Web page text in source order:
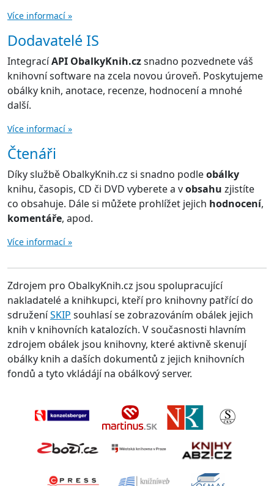
Více informací »
Dodavatelé IS
IntegracíAPI ObalkyKnih.czsnadno pozvednete váš
knihovní software na zcela novou úroveň. Poskytujeme
obálky knih, anotace, recenze, hodnocení a mnohé
další.
Více informací »
Čtenáři
Díky službě ObalkyKnih.cz si snadno podleobálky
knihu, časopis, CD či DVD vyberete a vobsahu zjistíte
co obsahuje. Dále si můžete prohlížet jejich hodnocení,
komentáře, apod.
Více informací »
Zdrojem pro ObalkyKnih.cz jsou spolupracující
nakladatelé a knihkupci, kteří pro knihovny patřící do
sdruženíSKIP souhlasí se zobrazováním obálek jejich
knih v knihovních katalozích. V současnosti hlavním
zdrojem obálek jsou knihovny, které aktivně skenují
obálky knih a daších dokumentů z jejich knihovních
fondů a tyto vkládájí na obálkový server.